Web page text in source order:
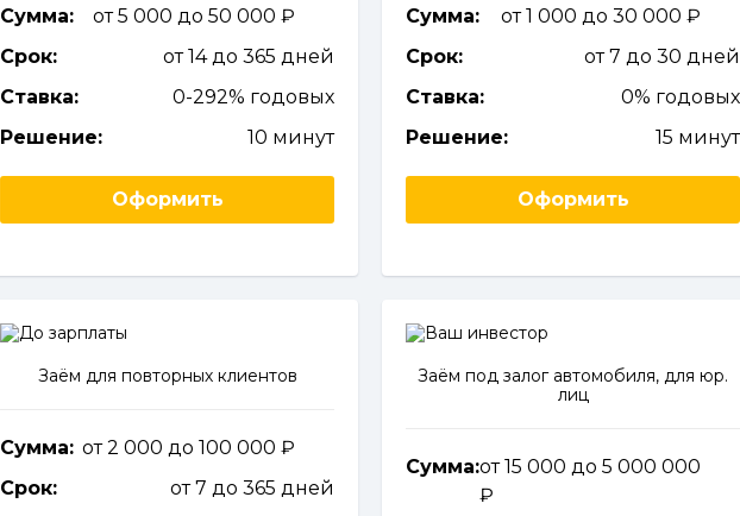
Сумма:
от 5 000 до 50 000
Срок:
от 14 до 365 дней
Ставка:
0-292% годовых
Решение:
10 минут
Оформить
Сумма:
от 1 000 до 30 000
Срок:
от 7 до 30 дней
Ставка:
0% годовых
Решение:
15 минут
Оформить
Заём для повторных клиентов
Сумма: от 2 000 до 100 000
Срок:
от 7 до 365 дней
Заём под залог автомобиля, для юр.
лиц
Сумма:от 15 000 до 5 000 000